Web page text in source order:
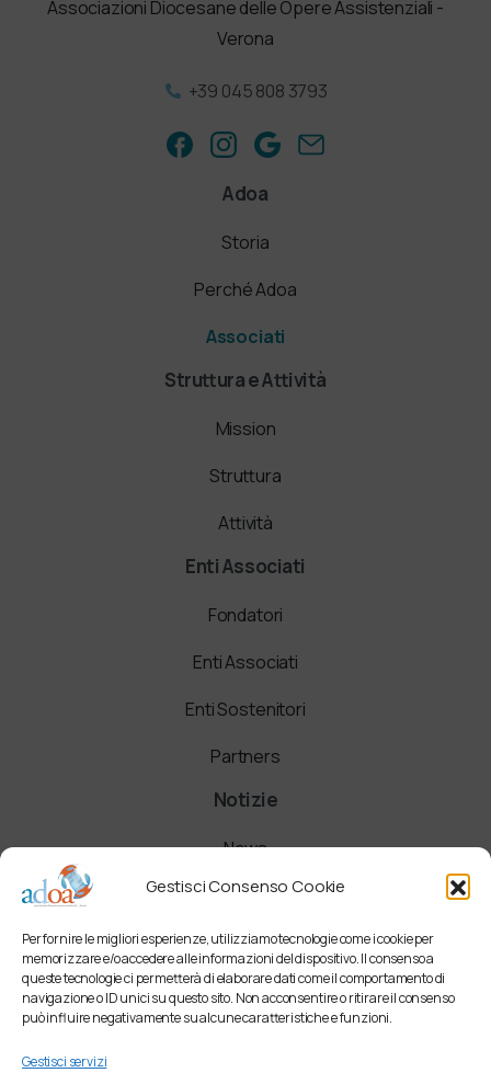
Gestisci Consenso Cookie
Per fornire le migliori esperienze, utilizziamo tecnologie come i cookie per
memorizzare e/o accedere alle informazioni del dispositivo. Il consenso a
queste tecnologie ci permetterà di elaborare dati come il comportamento di
navigazione o ID unici su questo sito. Non acconsentire o ritirare il consenso
può influire negativamente su alcune caratteristiche e funzioni.
Gestisci servizi
Associazioni Diocesane delle Opere Assistenziali -
Verona
+39 045 808 3793
Adoa
Storia
Perché Adoa
Associati
Struttura e Attività
Mission
Struttura
Attività
Enti Associati
Fondatori
Enti Associati
Enti Sostenitori
Partners
Notizie
News
Comunicati
Newsletter